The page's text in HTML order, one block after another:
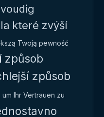
které zvýší
Twoją pewność
způsob
způsob
um Ihr Vertrauen zu